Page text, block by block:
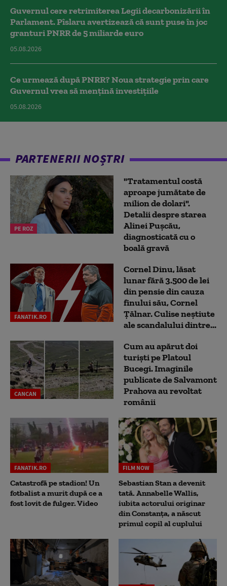
Guvernul cere retrimiterea Legii decarbonizării în
Parlament. Pîslaru avertizează că sunt puse în joc
granturi PNRR de 5 miliarde euro
05.08.2026
Ce urmează după PNRR? Noua strategie prin care
Guvernul vrea să mențină investițiile
05.08.2026
PARTENERII NOȘTRI
PE ROZ
"Tratamentul costă
aproape jumătate de
milion de dolari".
Detalii despre starea
Alinei Pușcău,
diagnosticată cu o
boală gravă
FANATIK.RO
Cornel Dinu, lăsat
lunar fără 3.500 de lei
din pensie din cauza
finului său, Cornel
Țălnar. Culise neștiute
ale scandalului dintre...
CANCAN
Cum au apărut doi
turiști pe Platoul
Bucegi. Imaginile
publicate de Salvamont
Prahova au revoltat
românii
FANATIK.RO
Catastrofă pe stadion! Un
fotbalist a murit după ce a
fost lovit de fulger. Video
FILM NOW
Sebastian Stan a devenit
tată. Annabelle Wallis,
iubita actorului originar
din Constanța, a născut
primul copil al cuplului